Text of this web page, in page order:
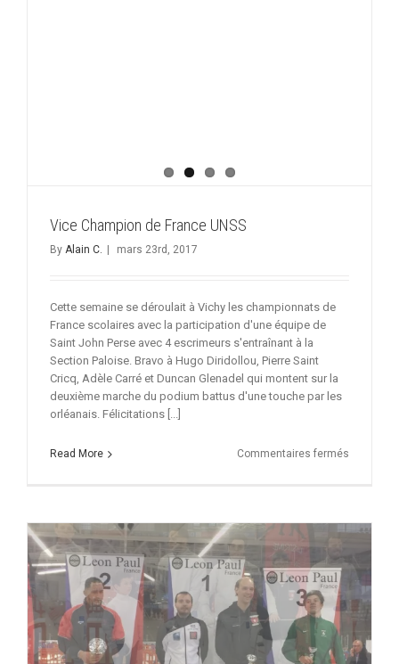
Vice Champion de France UNSS
By Alain C. mars 23rd, 2017
Cette semaine se déroulait à Vichy les championnats de
France scolaires avec la participation d'une équipe de
Saint John Perse avec 4 escrimeurs s'entraînant à la
Section Paloise. Bravo à Hugo Diridollou, Pierre Saint
Cricq, Adèle Carré et Duncan Glenadel qui montent sur la
deuxième marche du podium battus d'une touche par les
orléanais. Félicitations [...]
Read More Commentaires fermés
UNSS